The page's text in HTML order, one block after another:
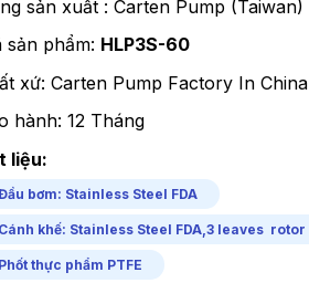
sản xuất : Carten Pump (Taiwan)
sản phẩm: HLP3S-60
xứ: Carten Pump Factory In China
hành: 12 Tháng
liệu:
bơm: Stainless Steel FDA
Cánh khế: Stainless Steel FDA,3 leaves rotor
Phốt thực phẩm PTFE